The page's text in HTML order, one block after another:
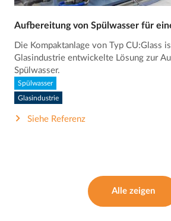
Aufbereitung von Spülwasser für
Die Kompaktanlage von Typ CU:Glass
Glasindustrie entwickelte Lösung zur
Spülwasser.
Spülwasser
Glasindustrie
Siehe Referenz
Alle zeigen